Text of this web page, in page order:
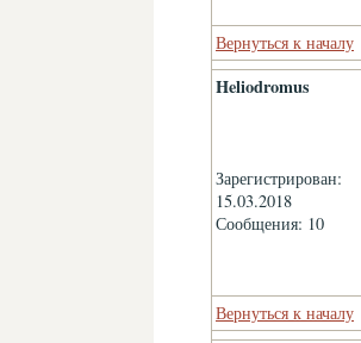
Вернуться к началу
Heliodromus
Зарегистрирован:
15.03.2018
Сообщения: 10
Вернуться к началу